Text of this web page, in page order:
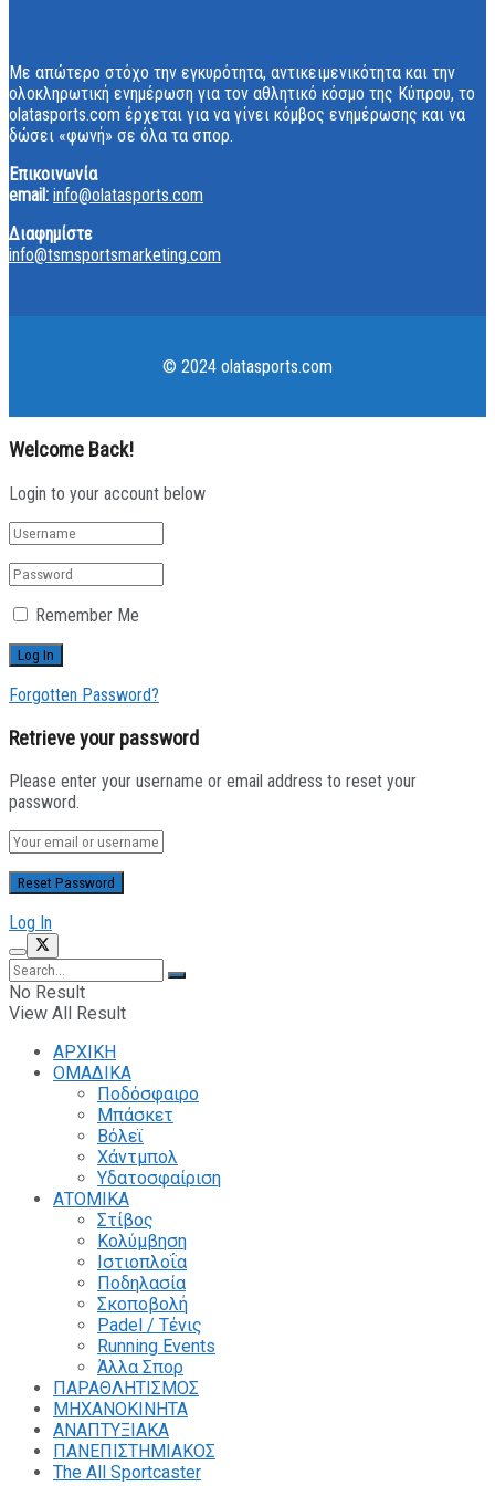
Με απώτερο στόχο την εγκυρότητα, αντικειμενικότητα και την
ολοκληρωτική ενημέρωση για τον αθλητικό κόσμο της Κύπρου, το
olatasports.com έρχεται για να γίνει κόμβος ενημέρωσης και να
δώσει «φωνή» σε όλα τα σπορ.
Επικοινωνία
email: info@olatasports.com
Διαφημίστε
info@tsmsportsmarketing.com
© 2024 olatasports.com
Welcome Back!
Login to your account below
Remember Me
Forgotten Password?
Retrieve your password
Please enter your username or email address to reset your
password.
Log In
No Result
View All Result
ΑΡΧΙΚΗ
ΟΜΑΔΙΚΑ
Ποδόσφαιρο
Μπάσκετ
Βόλεϊ
Χάντμπολ
Υδατοσφαίριση
ΑΤΟΜΙΚΑ
Στίβος
Κολύμβηση
Ιστιοπλοΐα
Ποδηλασία
Σκοποβολή
Padel / Τένις
Running Events
Άλλα Σπορ
ΠΑΡΑΘΛΗΤΙΣΜΟΣ
ΜΗΧΑΝΟΚΙΝΗΤΑ
ΑΝΑΠΤΥΞΙΑΚΑ
ΠΑΝΕΠΙΣΤΗΜΙΑΚΟΣ
The All Sportcaster